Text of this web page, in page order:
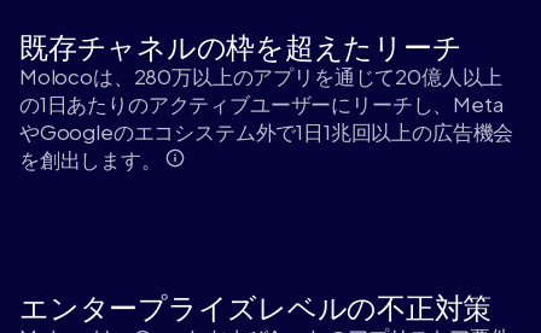
既存チャネルの枠を超えたリーチ
Molocoは、280万以上のアプリを通じて20億人以上
の1日あたりのアクティブユーザーにリーチし、Meta
やGoogleのエコシステム外で1日1兆回以上の広告機会
を創出します。
エンタープライズレベルの不正対策